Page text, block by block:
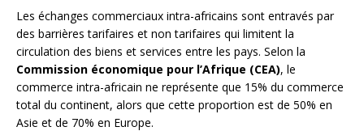
Les échanges commerciaux intra-africains sont entravés par
des barrières tarifaires et non tarifaires qui limitent la
circulation des biens et services entre les pays. Selon la
Commission économique pour l’Afrique (CEA), le
commerce intra-africain ne représente que 15% du commerce
total du continent, alors que cette proportion est de 50% en
Asie et de 70% en Europe.